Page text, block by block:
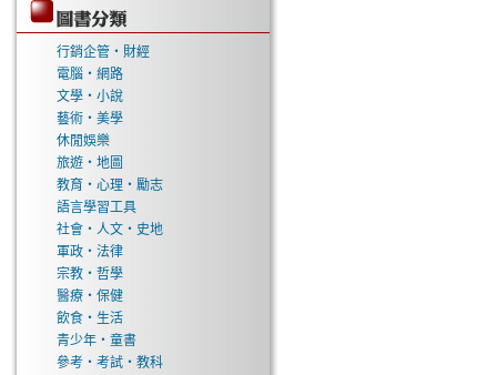
行銷企管‧財經
電腦‧網路
文學‧小說
藝術‧美學
休閒娛樂
旅遊‧地圖
教育‧心理‧勵志
語言學習工具
社會‧人文‧史地
軍政‧法律
宗教‧哲學
醫療‧保健
飲食‧生活
青少年‧童書
參考‧考試‧教科